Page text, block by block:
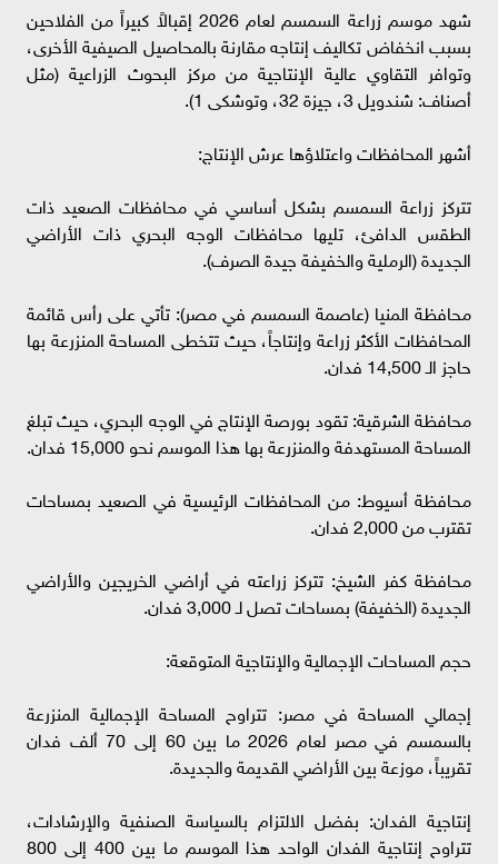
​شهد موسم زراعة السمسم لعام 2026 إقبالاً كبيراً من الفلاحين
بسبب انخفاض تكاليف إنتاجه مقارنة بالمحاصيل الصيفية الأخرى،
وتوافر التقاوي عالية الإنتاجية من مركز البحوث الزراعية (مثل
أصناف: شندويل 3، جيزة 32، وتوشكى 1).
​أشهر المحافظات واعتلاؤها عرش الإنتاج:
​تتركز زراعة السمسم بشكل أساسي في محافظات الصعيد ذات
الطقس الدافئ، تليها محافظات الوجه البحري ذات الأراضي
الجديدة (الرملية والخفيفة جيدة الصرف).
​محافظة المنيا (عاصمة السمسم في مصر): تأتي على رأس قائمة
المحافظات الأكثر زراعة وإنتاجاً، حيث تتخطى المساحة المنزرعة بها
حاجز الـ 14,500 فدان.
​محافظة الشرقية: تقود بورصة الإنتاج في الوجه البحري، حيث تبلغ
المساحة المستهدفة والمنزرعة بها هذا الموسم نحو 15,000 فدان.
​محافظة أسيوط: من المحافظات الرئيسية في الصعيد بمساحات
تقترب من 2,000 فدان.
​محافظة كفر الشيخ: تتركز زراعته في أراضي الخريجين والأراضي
الجديدة (الخفيفة) بمساحات تصل لـ 3,000 فدان.
​حجم المساحات الإجمالية والإنتاجية المتوقعة:
​إجمالي المساحة في مصر: تتراوح المساحة الإجمالية المنزرعة
بالسمسم في مصر لعام 2026 ما بين 60 إلى 70 ألف فدان
تقريباً، موزعة بين الأراضي القديمة والجديدة.
​إنتاجية الفدان: بفضل الالتزام بالسياسة الصنفية والإرشادات،
تتراوح إنتاجية الفدان الواحد هذا الموسم ما بين 400 إلى 800